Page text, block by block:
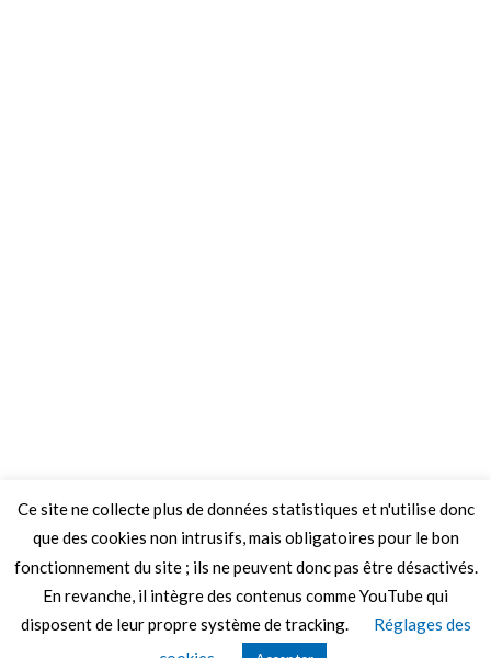
Ce site ne collecte plus de données statistiques et n'utilise donc
que des cookies non intrusifs, mais obligatoires pour le bon
fonctionnement du site ; ils ne peuvent donc pas être désactivés.
En revanche, il intègre des contenus comme YouTube qui
disposent de leur propre système de tracking.
Réglages des